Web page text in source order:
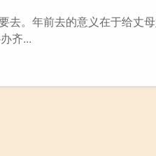
去。年前去的意义在于给丈
齐...